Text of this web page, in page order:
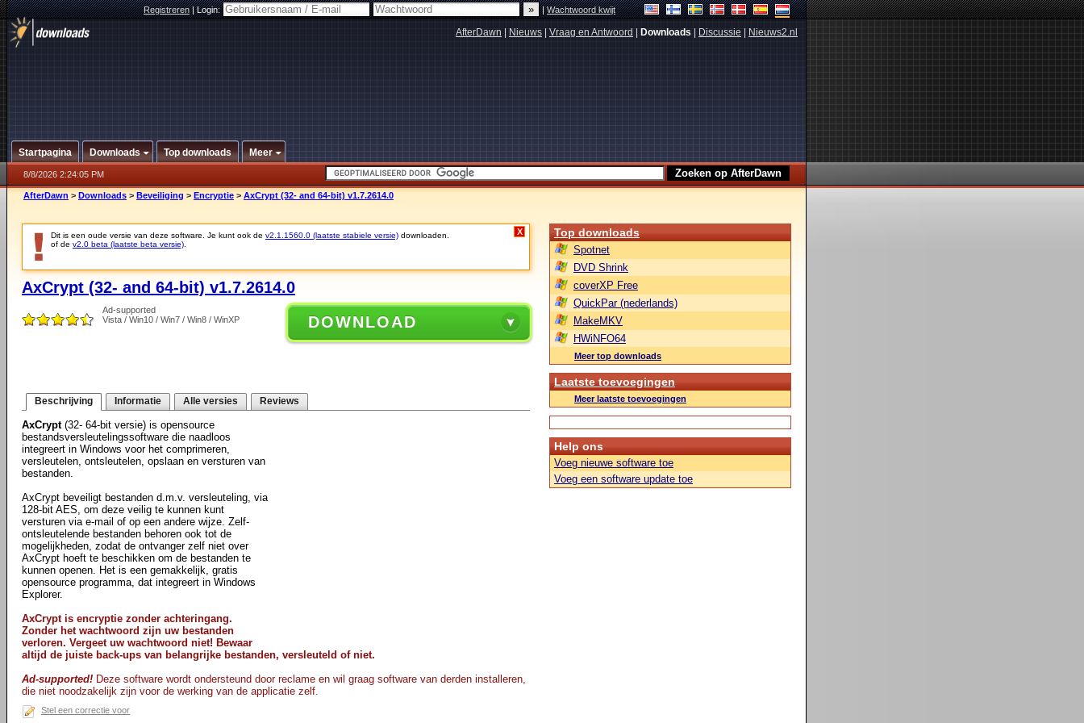
Registreren|Login: |Wachtwoord kwijt
AfterDawn Nieuws Vraag en Antwoord Downloads Discussie Nieuws2.nl
Startpagina Downloads Top downloads Meer
8/8/2026 2:24:05 PM
AfterDawn > Downloads > Beveiliging > Encryptie > AxCrypt (32- and 64-bit) v1.7.2614.0
Dit is een oude versie van deze software. Je kunt ook de v2.1.1560.0 (laatste stabiele versie) downloaden.
of de v2.0 beta (laatste beta versie)
X
AxCrypt (32- and 64-bit) v1.7.2614.0
Ad-supported
Vista / Win10 / Win7 / Win8 / WinXP
DOWNLOAD
Beschrijving Informatie Alle versies Reviews
AxCrypt(32- 64-bit versie) is opensource
bestandsversleutelingssoftware die naadloos
integreert in Windows voor het comprimeren,
versleutelen, ontsleutelen, opslaan en versturen van
bestanden.
AxCrypt beveiligt bestanden d.m.v. versleuteling, via
128-bit AES, om deze veilig te kunnen kunt
versturen via e-mail of op een andere wijze. Zelf-
ontsleutelende bestanden behoren ook tot de
mogelijkheden, zodat de ontvanger zelf niet over
AxCrypt hoeft te beschikken om de bestanden te
kunnen openen. Het is een gemakkelijk, gratis
opensource programma, dat integreert in Windows
Explorer.
AxCrypt is encryptie zonder achteringang.
Zonder het wachtwoord zijn uw bestanden
verloren. Vergeet uw wachtwoord niet! Bewaar
altijd de juiste back-ups van belangrijke bestanden, versleuteld of niet.
Ad-supported! Deze software wordt ondersteund door reclame en wil graag software van derden installeren,
die niet noodzakelijk zijn voor de werking van de applicatie zelf.
Stel een correctie voor
Top downloads
Spotnet
DVD Shrink
coverXP Free
QuickPar (nederlands)
MakeMKV
HWiNFO64
Meer top downloads
Laatste toevoegingen
Meer laatste toevoegingen
Help ons
Voeg nieuwe software toe
Voeg een software update toe